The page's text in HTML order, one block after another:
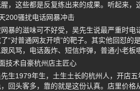
，这些都是反复练出来的成果。听起来，
200骚扰电话网暴冲击
暴的滋味可不好受，吴先生说最严重时
了“对普通网友开喷”的靶子。其实他回怼
跟风骂，电话轰炸、短信炸弹，普通小老板
技术自豪杭州店主匠心
生1979年生，土生土长的杭州人，开店
回头客多，靠的就是这份认真。店里价